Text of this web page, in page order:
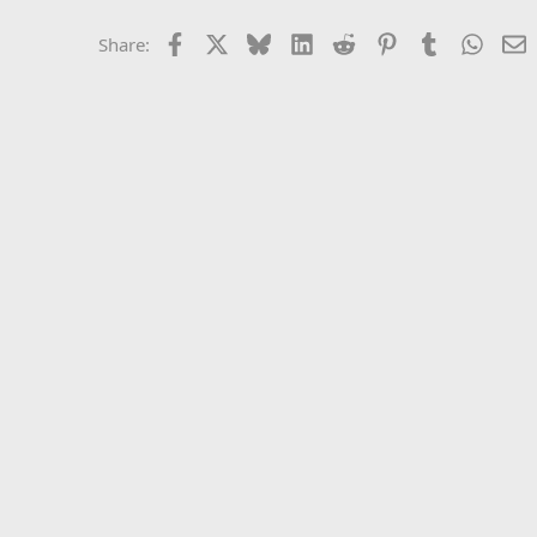
Share: Facebook BlueskyLinkedIn
Reddit PinterestTumblr